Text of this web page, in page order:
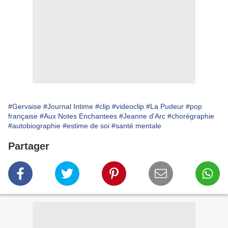
#Gervaise #Journal Intime #clip #videoclip #La Pudeur #pop
française #Aux Notes Enchantees #Jeanne d'Arc #chorégraphie
#autobiographie #estime de soi #santé mentale
Partager